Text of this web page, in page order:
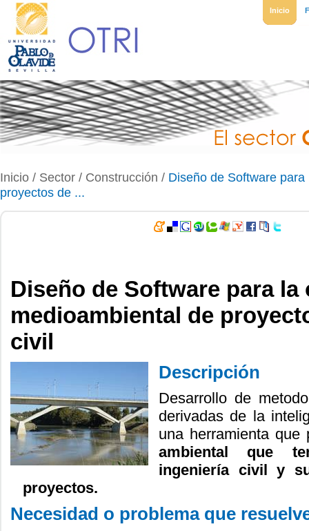
Inicio
Inicio / Sector / Construcción / Diseño de Software
proyectos de ...
Diseño de Software para
medioambiental de
civil
Descripción
Desarrollo de
derivadas de la
una herramienta
ambiental que
ingeniería civil y
proyectos.
Necesidad o problema que